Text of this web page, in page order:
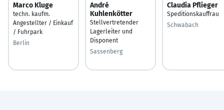
Marco Kluge
techn. kaufm.
Angestellter / Einkauf
/ Fuhrpark
Berlin
André
Kuhlenkötter
Stellvertretender
Lagerleiter und
Disponent
Sassenberg
Claudia Pflieger
Speditionskauffrau
Schwabach